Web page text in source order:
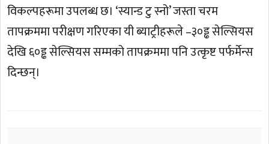
विकल्पहरूमा उपलब्ध छ। ‘स्यान्ड टु स्नो’ जस्ता चरम
तापक्रममा परीक्षण गरिएका यी ब्याट्रीहरूले –३०ड्ढ सेल्सियस
देखि ६०ड्ढ सेल्सियस सम्मको तापक्रममा पनि उत्कृष्ट पर्फर्मेन्स
दिन्छन्।